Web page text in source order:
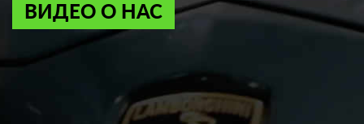
ВИДЕО О НАС